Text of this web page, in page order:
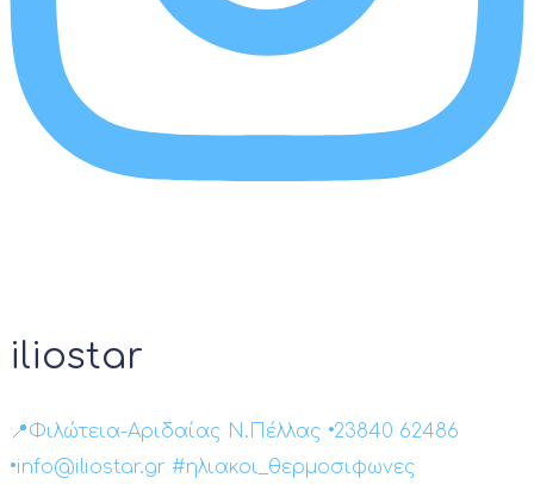
iliostar
📍Φιλώτεια-Αριδαίας Ν.Πέλλας •23840 62486
•info@iliostar.gr #ηλιακοι_θερμοσιφωνες